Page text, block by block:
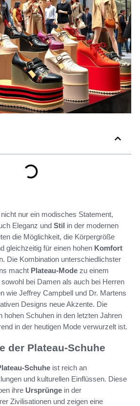
nur ein modisches Statement,
Eleganz und Stil in der modernen
die Möglichkeit, die Körpergröße
gleichzeitig für einen hohen Komfort
Die Kombination unterschiedlichster
macht Plateau-Mode zu einem
bei Damen als auch bei Herren
wie Jeffrey Campbell und Dr. Martens
Designs neue Akzente. Die
hohen Schuhen in den letzten Jahren
in der heutigen Mode verwurzelt ist.
der Plateau-Schuhe
Schuhe ist reich an
und kulturellen Einflüssen. Diese
ihre Ursprünge in der
Zivilisationen und zeigen eine